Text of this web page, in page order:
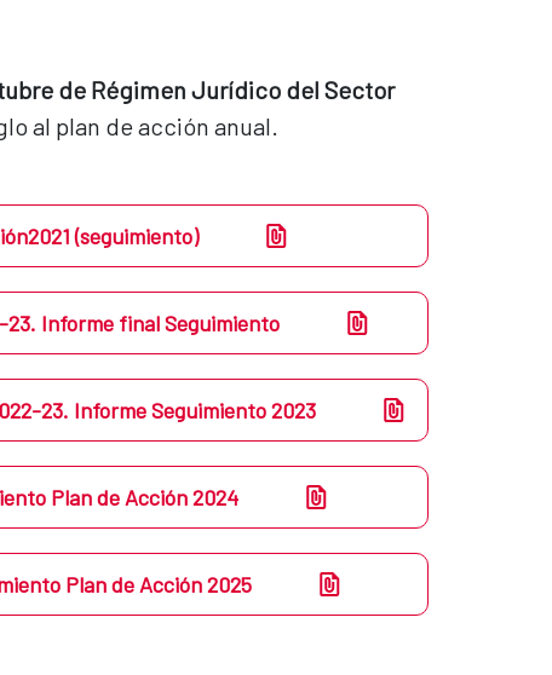
de Régimen Jurídico del Sector
al plan de acción anual.
(seguimiento)
23. Informe final Seguimiento
23. Informe Seguimiento 2023
Plan de Acción 2024
Plan de Acción 2025